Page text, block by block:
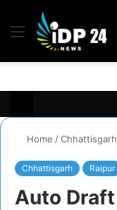
Menu
Home /Chhattisgarh
Chhattisgarh Raipur
Auto Draft